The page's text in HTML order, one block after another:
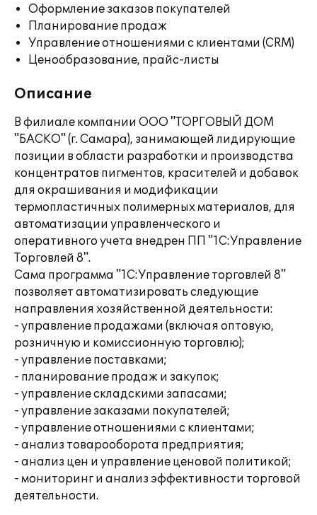
Оформление заказов покупателей
Планирование продаж
Управление отношениями с клиентами (CRM)
Ценообразование, прайс-листы
Описание
В филиале компании ООО "ТОРГОВЫЙ ДОМ
"БАСКО" (г. Самара), занимающей лидирующие
позиции в области разработки и производства
концентратов пигментов, красителей и добавок
для окрашивания и модификации
термопластичных полимерных материалов, для
автоматизации управленческого и
оперативного учета внедрен ПП "1С:Управление
Торговлей 8".
Сама программа "1С:Управление торговлей 8"
позволяет автоматизировать следующие
направления хозяйственной деятельности:
- управление продажами (включая оптовую,
розничную и комиссионную торговлю);
- управление поставками;
- планирование продаж и закупок;
- управление складскими запасами;
- управление заказами покупателей;
- управление отношениями с клиентами;
- анализ товарооборота предприятия;
- анализ цен и управление ценовой политикой;
- мониторинг и анализ эффективности торговой
деятельности.